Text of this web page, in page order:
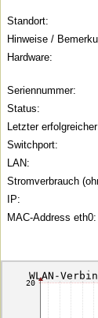
Standort:
Hinweise /
Hardware:
Seriennummer:
Status:
Letzter
Switchport:
LAN:
Stromverbrauch
IP:
MAC-Address eth0: